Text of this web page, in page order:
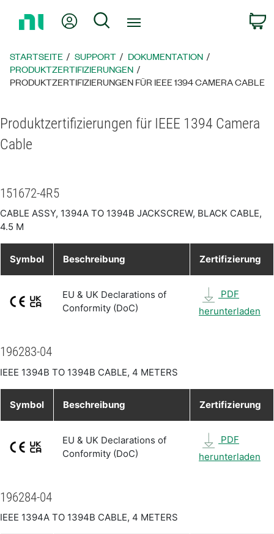
zur
Mein KontoSuche
STARTSEITE SUPPORT
DOKUMENTATION
PRODUKTZERTIFIZIERUNGEN
PRODUKTZERTIFIZIERUNGEN FÜR IEEE 1394 CAMERA CABLE
Produktzertifizierungen für IEEE 1394 Camera
Cable
151672-4R5
CABLE ASSY, 1394A TO 1394B JACKSCREW, BLACK CABLE,
4.5 M
Symbol Beschreibung Zertifizierung
EU & UK Declarations of
Conformity (DoC)
PDF
herunterladen
196283-04
IEEE 1394B TO 1394B CABLE, 4 METERS
Symbol Beschreibung Zertifizierung
EU & UK Declarations of
Conformity (DoC)
PDF
herunterladen
196284-04
IEEE 1394A TO 1394B CABLE, 4 METERS